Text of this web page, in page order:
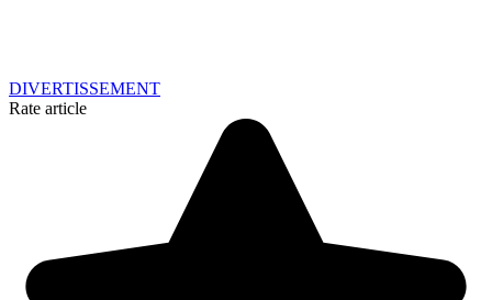
DIVERTISSEMENT
Rate article